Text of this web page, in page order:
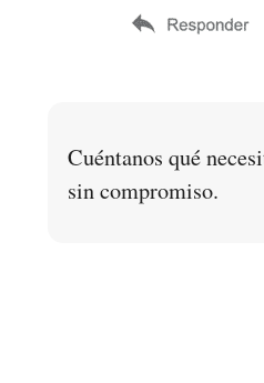
Cuéntanos qué
sin compromiso.